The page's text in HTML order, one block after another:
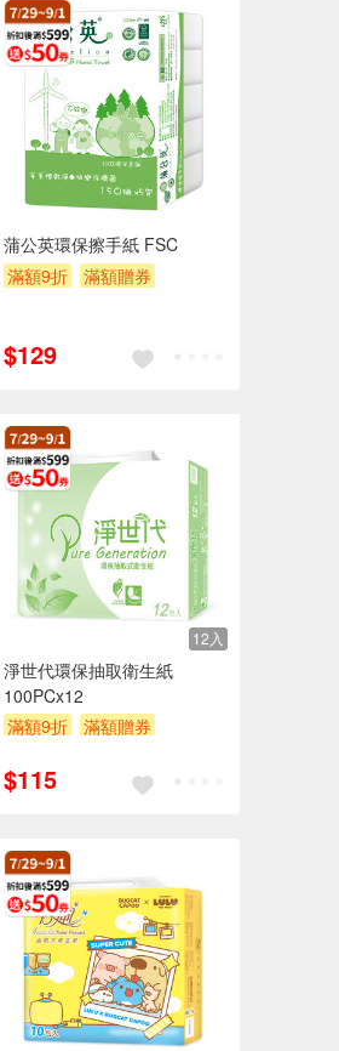
蒲公英環保擦手紙 FSC
滿額9折
滿額贈券
$129
12入
淨世代環保抽取衛生紙
100PCx12
滿額9折
滿額贈券
$115